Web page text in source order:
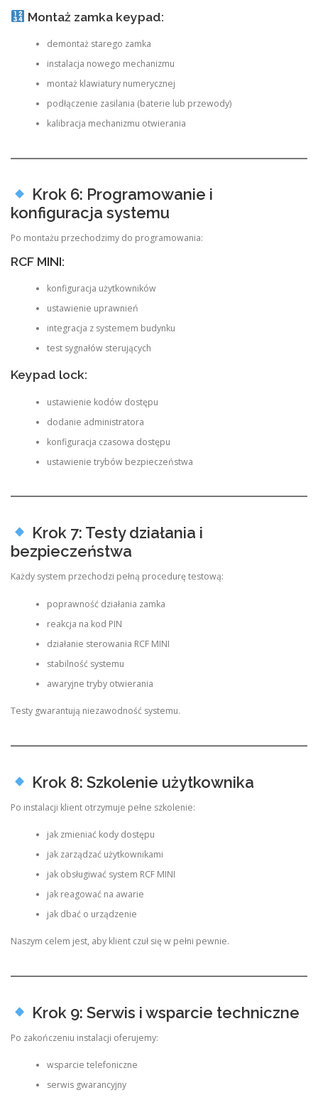
Montaż zamka keypad:
demontaż starego zamka
instalacja nowego mechanizmu
montaż klawiatury numerycznej
podłączenie zasilania (baterie lub przewody)
kalibracja mechanizmu otwierania
Krok 6: Programowanie i
konfiguracja systemu
Po montażu przechodzimy do programowania:
RCF MINI:
konfiguracja użytkowników
ustawienie uprawnień
integracja z systemem budynku
test sygnałów sterujących
Keypad lock:
ustawienie kodów dostępu
dodanie administratora
konfiguracja czasowa dostępu
ustawienie trybów bezpieczeństwa
Krok 7: Testy działania i
bezpieczeństwa
Każdy system przechodzi pełną procedurę testową:
poprawność działania zamka
reakcja na kod PIN
działanie sterowania RCF MINI
stabilność systemu
awaryjne tryby otwierania
Testy gwarantują niezawodność systemu.
Krok 8: Szkolenie użytkownika
Po instalacji klient otrzymuje pełne szkolenie:
jak zmieniać kody dostępu
jak zarządzać użytkownikami
jak obsługiwać system RCF MINI
jak reagować na awarie
jak dbać o urządzenie
Naszym celem jest, aby klient czuł się w pełni pewnie.
Krok 9: Serwis i wsparcie techniczne
Po zakończeniu instalacji oferujemy:
wsparcie telefoniczne
serwis gwarancyjny